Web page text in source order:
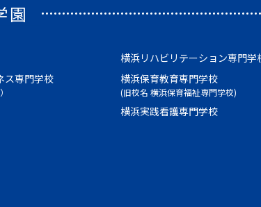
園
ス専門学校
横浜リハビリテーション専門学
横浜保育教育専門学校
(旧校名 横浜保育福祉専門学校)
横浜実践看護専門学校